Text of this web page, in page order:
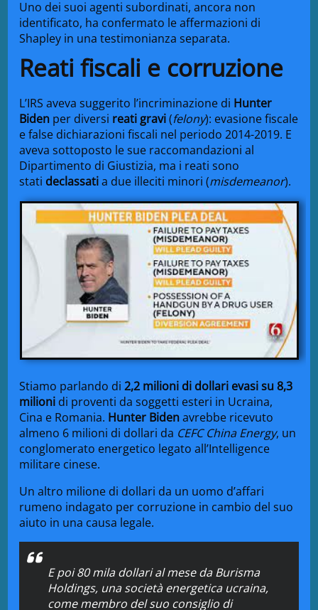
Uno dei suoi agenti subordinati, ancora non
identificato, ha confermato le affermazioni di
Shapley in una testimonianza separata.
Reati fiscali e corruzione
L’IRS aveva suggerito l’incriminazione di Hunter
Biden per diversi reati gravi(felony): evasione fiscale
e false dichiarazioni fiscali nel periodo 2014-2019. E
aveva sottoposto le sue raccomandazioni al
Dipartimento di Giustizia, ma i reati sono
stati declassatia due illeciti minori (misdemeanor).
Stiamo parlando di2,2 milioni di dollari evasi su 8,3
milioni di proventi da soggetti esteri in Ucraina,
Cina e Romania. Hunter Bidenavrebbe ricevuto
almeno 6 milioni di dollari da CEFC China Energy, un
conglomerato energetico legato all’Intelligence
militare cinese.
Un altro milione di dollari da un uomo d’affari
rumeno indagato per corruzione in cambio del suo
aiuto in una causa legale.
E poi 80 mila dollari al mese daBurisma
Holdings, una società energetica ucraina,
come membro del suo consiglio di